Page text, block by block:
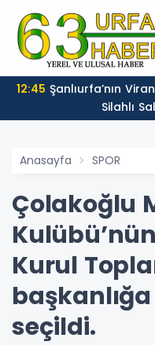
12:45
Silahlı
Anasayfa SPOR
Çolakoğlu
Kurul
seçildi.